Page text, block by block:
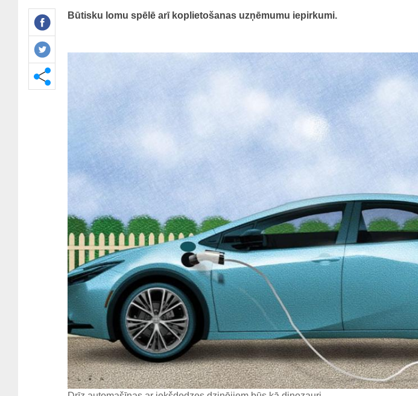
Būtisku lomu spēlē arī koplietošanas uzņēmumu iepirkumi.